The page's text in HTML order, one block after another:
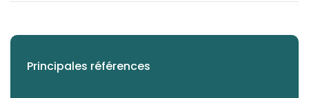
Principales références